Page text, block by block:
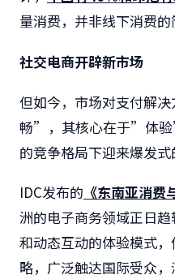
量消费，并非线下消费的
社交电商开辟新市场
但如今，市场对支付解
畅”，其核心在于”体验
的竞争格局下迎来爆发式
IDC发布的 《东南亚消费
洲的电子商务领域正日
和动态互动的体验模式
略，广泛触达国际受众，